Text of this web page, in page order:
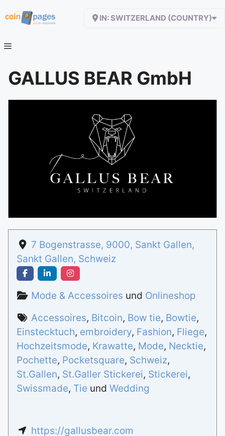
Inhalt
IN: SWITZERLAND (COUNTRY)
GALLUS BEAR GmbH
7 Bogenstrasse, 9000, Sankt Gallen,
Sankt Gallen, Schweiz
Mode & Accessoires und Onlineshop
Accessoires, Bitcoin, Bow tie, Bowtie,
Einstecktuch, embroidery, Fashion, Fliege,
Hochzeitsmode, Krawatte, Mode, Necktie,
Pochette, Pocketsquare, Schweiz,
St.Gallen, St.Galler Stickerei, Stickerei,
Swissmade, Tie und Wedding
https://gallusbear.com